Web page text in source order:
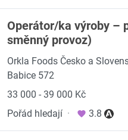
Operátor/ka výroby –
směnný provoz)
Orkla Foods Česko a
Babice 572
33 000 - 39 000 Kč
Pořád hledají · 3.8